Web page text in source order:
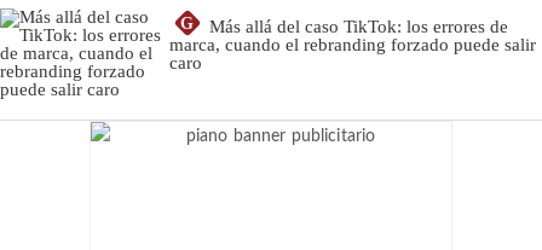
G
Más allá del caso TikTok: los errores de
marca, cuando el rebranding forzado puede salir
caro